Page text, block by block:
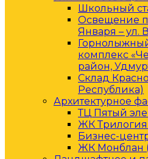
Школьный
Освещение
Января – ул.
комплекс
район,
Склад
Республика)
Архитектурное
ТЦ Пятый
ЖК Трилогия
Бизнес-
ЖК Монблан